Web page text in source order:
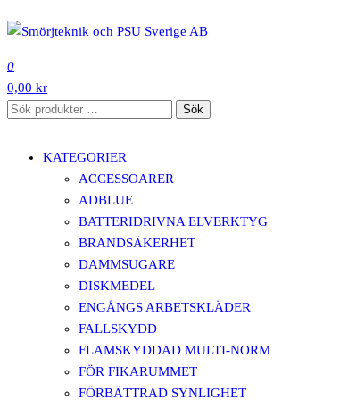
till
innehåll
0
0,00 kr
Sök
Sök
KATEGORIER
ACCESSOARER
ADBLUE
BATTERIDRIVNA ELVERKTYG
BRANDSÄKERHET
DAMMSUGARE
DISKMEDEL
ENGÅNGS ARBETSKLÄDER
FALLSKYDD
FLAMSKYDDAD MULTI-NORM
FÖR FIKARUMMET
FÖRBÄTTRAD SYNLIGHET